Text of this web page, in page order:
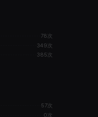
78次
349次
385次
57次
0次